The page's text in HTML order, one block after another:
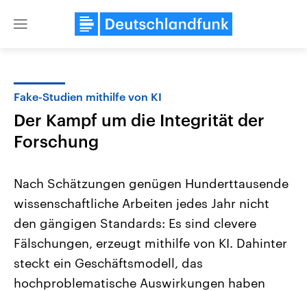
Close
USA
Aktuelle Beiträge, Analysen und
Hintergründe
gehören die Vereinigten Staaten zu
Nahostkonflikt
Aktuelle Lage und
Der Überfall der
Oktober 2023 auf Israel
Fake-Studien mithilfe von KI
Der Kampf um die Integrität der
Forschung
Nach Schätzungen genügen Hunderttausende
wissenschaftliche Arbeiten jedes Jahr nicht
den gängigen Standards: Es sind clevere
Fälschungen, erzeugt mithilfe von KI. Dahinter
steckt ein Geschäftsmodell, das
hochproblematische Auswirkungen haben